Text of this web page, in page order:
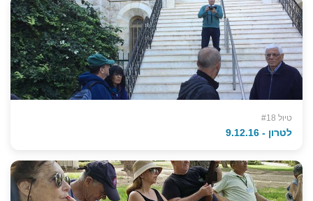
טיול #18
לטרון - 9.12.16